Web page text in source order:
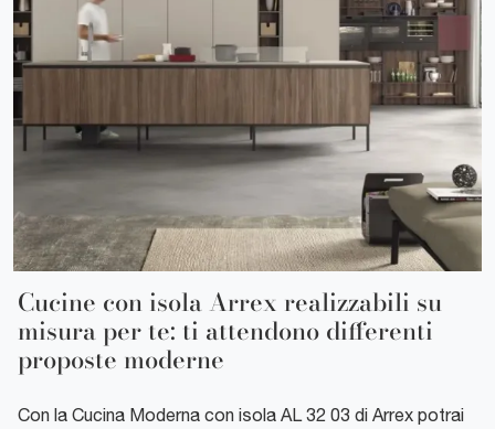
Cucine con isola Arrex realizzabili su
misura per te: ti attendono differenti
proposte moderne
Con la Cucina Moderna con isola AL 32 03 di Arrex potrai